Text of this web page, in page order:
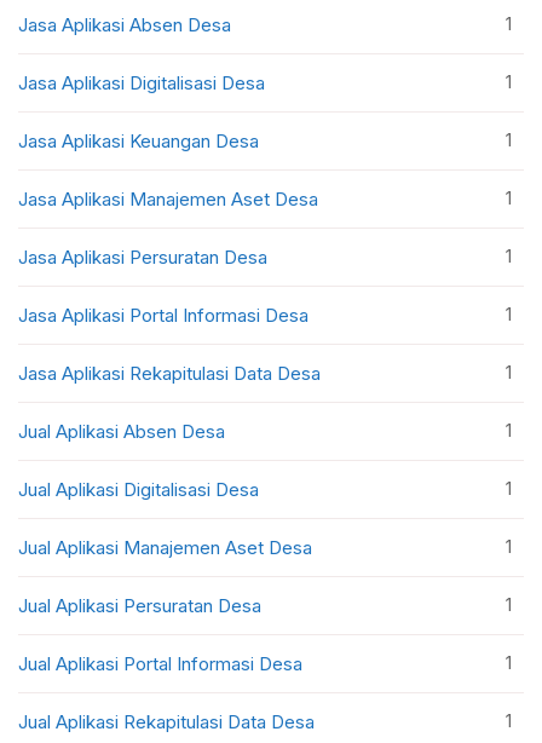
Jasa Aplikasi Absen Desa 1
Jasa Aplikasi Digitalisasi Desa 1
Jasa Aplikasi Keuangan Desa 1
Jasa Aplikasi Manajemen Aset Desa 1
Jasa Aplikasi Persuratan Desa 1
Jasa Aplikasi Portal Informasi Desa 1
Jasa Aplikasi Rekapitulasi Data Desa 1
Jual Aplikasi Absen Desa 1
Jual Aplikasi Digitalisasi Desa 1
Jual Aplikasi Manajemen Aset Desa 1
Jual Aplikasi Persuratan Desa 1
Jual Aplikasi Portal Informasi Desa 1
Jual Aplikasi Rekapitulasi Data Desa 1